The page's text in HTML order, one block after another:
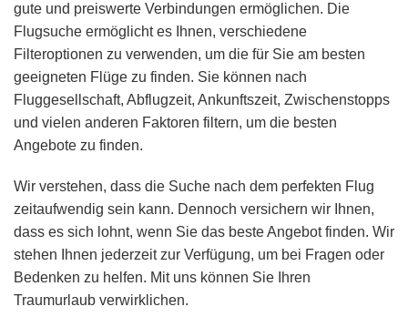
gute und preiswerte Verbindungen ermöglichen. Die
Flugsuche ermöglicht es Ihnen, verschiedene
Filteroptionen zu verwenden, um die für Sie am besten
geeigneten Flüge zu finden. Sie können nach
Fluggesellschaft, Abflugzeit, Ankunftszeit, Zwischenstopps
und vielen anderen Faktoren filtern, um die besten
Angebote zu finden.
Wir verstehen, dass die Suche nach dem perfekten Flug
zeitaufwendig sein kann. Dennoch versichern wir Ihnen,
dass es sich lohnt, wenn Sie das beste Angebot finden. Wir
stehen Ihnen jederzeit zur Verfügung, um bei Fragen oder
Bedenken zu helfen. Mit uns können Sie Ihren
Traumurlaub verwirklichen.